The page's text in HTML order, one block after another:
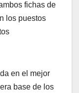
fichas de
los puestos
en el mejor
base de los